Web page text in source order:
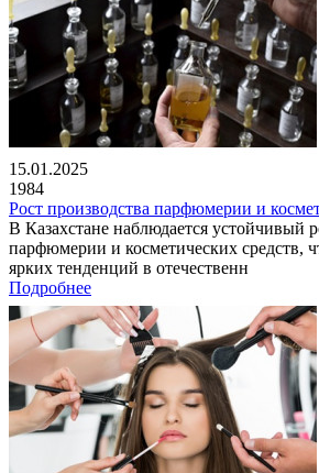
15.01.2025
1984
Рост производства парфюмерии и
В Казахстане наблюдается устойчивый
парфюмерии и косметических средств,
ярких тенденций в отечественн
Подробнее